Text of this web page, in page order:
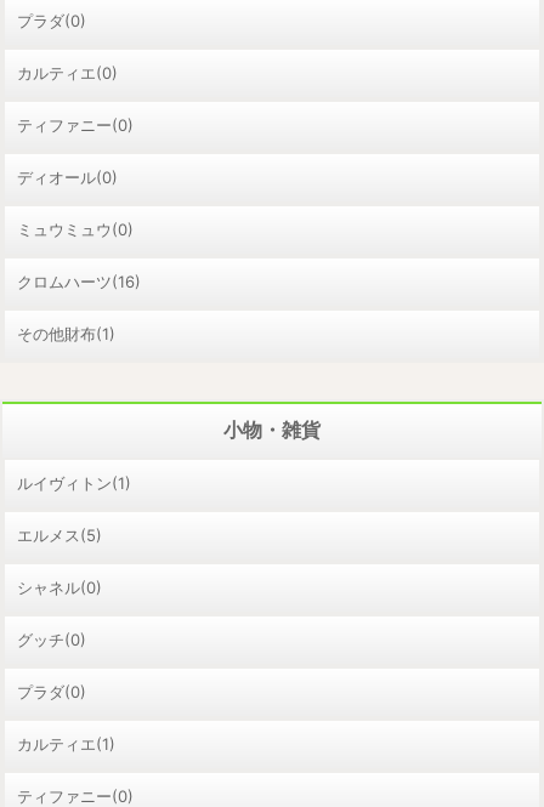
プラダ(0)
カルティエ(0)
ティファニー(0)
ディオール(0)
ミュウミュウ(0)
クロムハーツ(16)
その他財布(1)
小物・雑貨
ルイヴィトン(1)
エルメス(5)
シャネル(0)
グッチ(0)
プラダ(0)
カルティエ(1)
ティファニー(0)